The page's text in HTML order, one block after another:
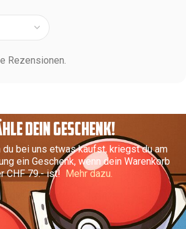
Rezensionen.
DEIN GESCHENK!
bei uns etwas kaufst, kriegst du am
ein Geschenk, wenn dein Warenkorb
CHF 79.- ist! Mehr dazu.